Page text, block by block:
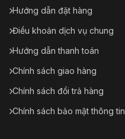
Hướng dẫn đặt hàng
Điều khoản dịch vụ chung
Hướng dẫn thanh toán
Chính sách giao hàng
Chính sách đổi trả hàng
Chính sách bảo mật thông tin